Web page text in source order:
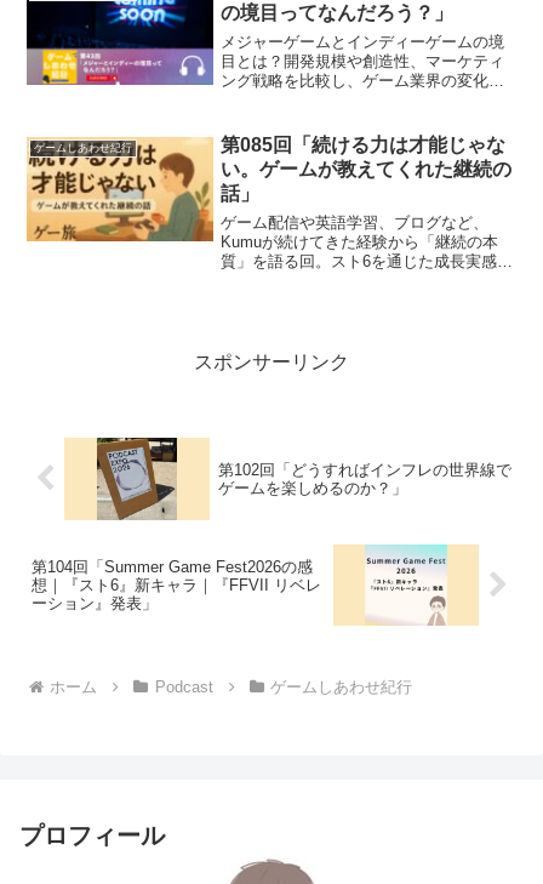
の境目ってなんだろう？」
メジャーゲームとインディーゲームの境
目とは？開発規模や創造性、マーケティ
ング戦略を比較し、ゲーム業界の変化や
ゲームしあわせ紀行
第085回「続ける力は才能じゃな
い。ゲームが教えてくれた継続の
話」
ゲーム配信や英語学習、ブログなど、
Kumuが続けてきた経験から「継続の本
質」を語る回。スト6を通じた成長実感
スポンサーリンク
第102回「どうすればインフレの世界線で
ゲームを楽しめるのか？」
第104回「Summer Game Fest2026の感
想｜『スト6』新キャラ｜『FFVII リベレ
ーション』発表」
ホーム Podcast ゲームしあわせ紀行
プロフィール